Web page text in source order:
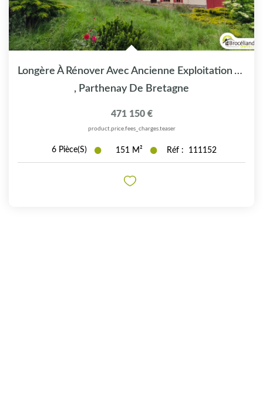
Longère À Rénover Avec Ancienne Exploitation Agricole
, Parthenay De Bretagne
471 150 €
product.price.fees_charges.teaser
6 Pièce(s) 151 M² Réf : 111152